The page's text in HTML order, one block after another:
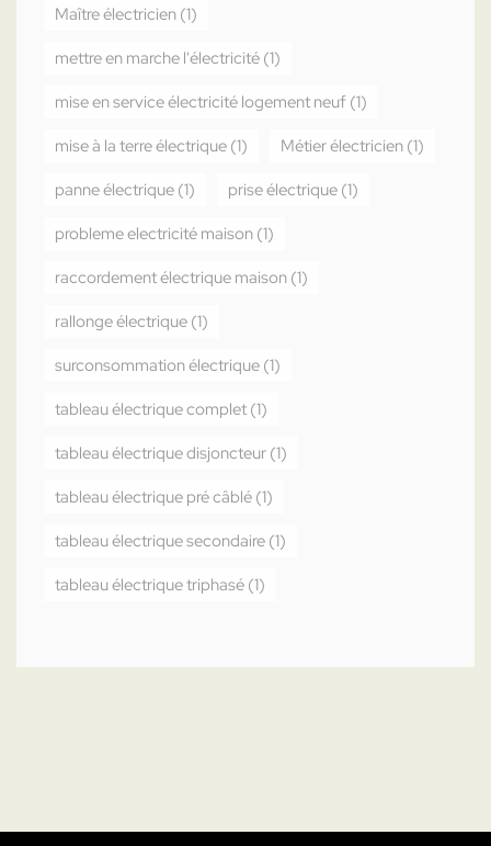
Maître électricien (1)
mettre en marche l'électricité (1)
mise en service électricité logement neuf (1)
mise à la terre électrique (1) Métier électricien (1)
panne électrique (1) prise électrique (1)
probleme electricité maison (1)
raccordement électrique maison (1)
rallonge électrique (1)
surconsommation électrique (1)
tableau électrique complet (1)
tableau électrique disjoncteur (1)
tableau électrique pré câblé (1)
tableau électrique secondaire (1)
tableau électrique triphasé (1)